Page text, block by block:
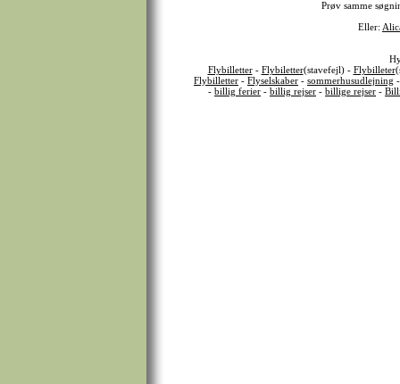
Prøv samme
Eller:
Flybilletter- Flybiletter(stavefejl) - Flybilleter
Flybilletter - Flyselskaber - sommerhusudlejning
- billig ferier - billig rejser - billige rejser -